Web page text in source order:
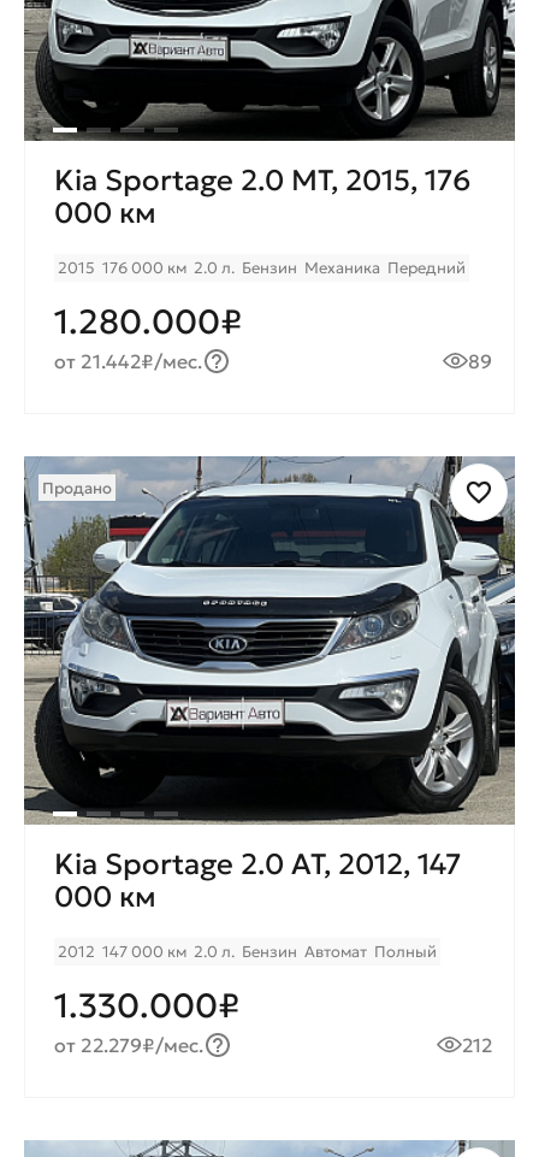
Kia Sportage 2.0 MТ, 2015, 176
000 км
2015 176 000 км 2.0 л. Бензин Механика Передний
1.280.000₽
от 21.442₽/мес. 89
Продано
Kia Sportage 2.0 AT, 2012, 147
000 км
2012 147 000 км 2.0 л. Бензин Автомат Полный
1.330.000₽
от 22.279₽/мес. 212